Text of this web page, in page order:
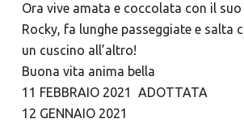
Ora vive amata e coccolata con il
Rocky, fa lunghe passeggiate e salta
un cuscino all’altro!
Buona vita anima bella
11 FEBBRAIO 2021 ADOTTATA
12 GENNAIO 2021